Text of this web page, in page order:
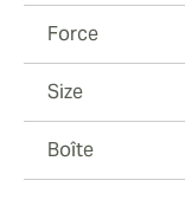
Force
Size
Boîte